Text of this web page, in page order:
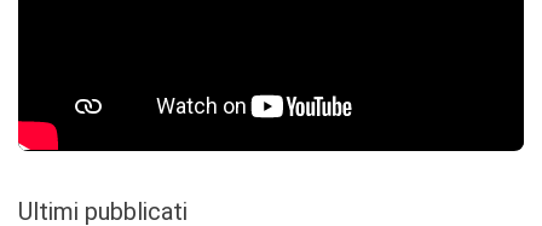
Ultimi pubblicati